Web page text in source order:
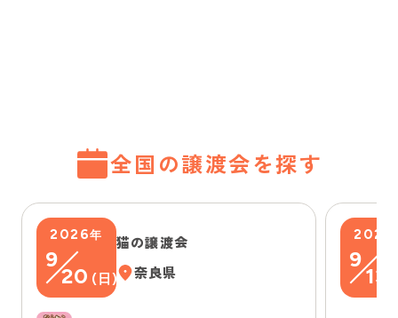
全国の譲渡会を探す
2026年
9
20 ( 日)
猫の譲渡会
奈良県
2026
9
13